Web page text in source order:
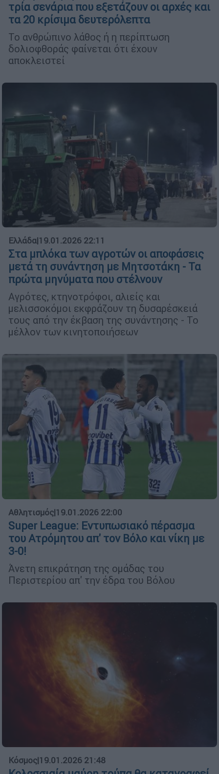
τρία σενάρια που εξετάζουν οι αρχές και
τα 20 κρίσιμα δευτερόλεπτα
Το ανθρώπινο λάθος ή η περίπτωση
δολιοφθοράς φαίνεται ότι έχουν
αποκλειστεί
Ελλάδα|19.01.2026 22:11
Στα μπλόκα των αγροτών οι αποφάσεις
μετά τη συνάντηση με Μητσοτάκη - Τα
πρώτα μηνύματα που στέλνουν
Αγρότες, κτηνοτρόφοι, αλιείς και
μελισσοκόμοι εκφράζουν τη δυσαρέσκειά
τους από την έκβαση της συνάντησης - Το
μέλλον των κινητοποιήσεων
Αθλητισμός|19.01.2026 22:00
Super League: Εντυπωσιακό πέρασμα
του Ατρόμητου απ' τον Βόλο και νίκη με
3-0!
Άνετη επικράτηση της ομάδας του
Περιστερίου απ' την έδρα του Βόλου
Κόσμος|19.01.2026 21:48